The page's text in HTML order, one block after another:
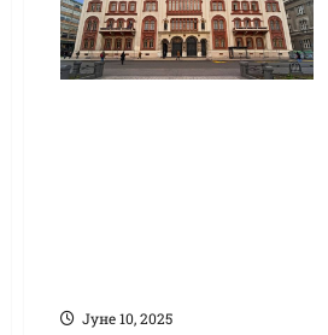
Јуне 10, 2025